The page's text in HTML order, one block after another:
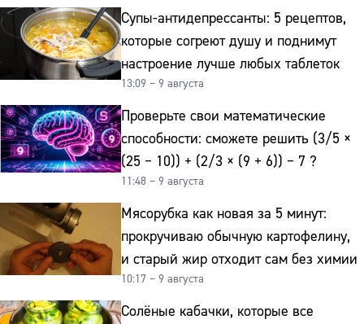
Супы-антидепрессанты: 5 рецептов,
которые согреют душу и поднимут
настроение лучше любых таблеток
13:09 – 9 августа
Проверьте свои математические
способности: сможете решить (3/5 ×
(25 − 10)) + (2/3 × (9 + 6)) − 7 ?
11:48 – 9 августа
Мясорубка как новая за 5 минут:
прокручиваю обычную картофелину,
и старый жир отходит сам без химии
10:17 – 9 августа
Солёные кабачки, которые все